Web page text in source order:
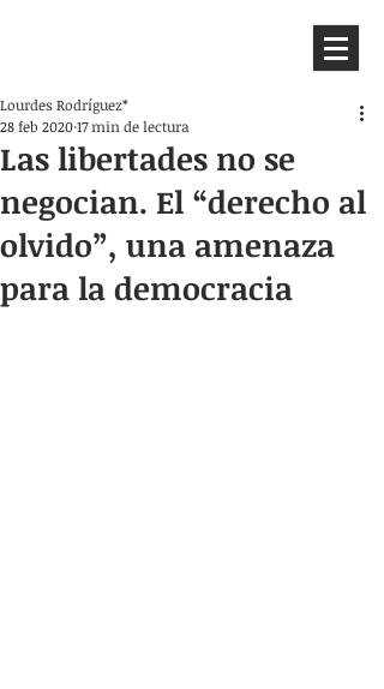
Las libertades no se
negocian. El “derecho al
olvido”, una amenaza
para la democracia
Lourdes Rodríguez*
28 feb 202017 min de lectura